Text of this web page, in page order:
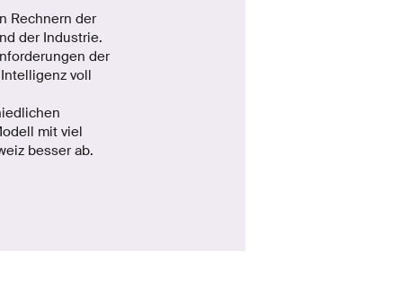
Rechnern der
der Industrie.
der
voll
mit viel
besser ab.